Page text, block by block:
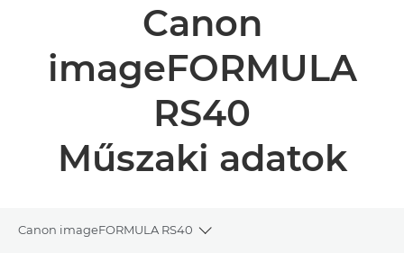
Dokumentumolvasók
imageFORMULA RS40 – Dokumentumolvasók
Canon
imageFORMULA
RS40
Műszaki adatok
Canon imageFORMULA RS40
Toggle breadcrumbs